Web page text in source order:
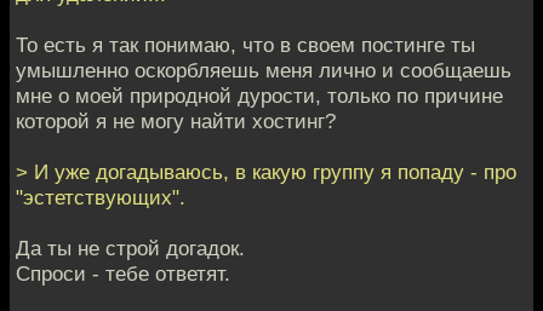
То есть я так понимаю, что в своем постинге ты
умышленно оскорбляешь меня лично и сообщаешь
мне о моей природной дурости, только по причине
которой я не могу найти хостинг?
> И уже догадываюсь, в какую группу я попаду - про
"эстетствующих".
Да ты не строй догадок.
Спроси - тебе ответят.